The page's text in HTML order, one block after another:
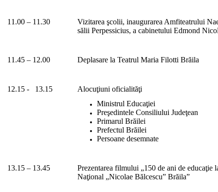
11.00 – 11.30
Vizitarea şcolii, inaugurarea Amfiteatrului
sălii Perpessicius, a cabinetului Edmond
11.45 – 12.00 Deplasare la Teatrul Maria Filotti Brăila
12.15 - 13.15
Alocuţiuni oficialităţi
Ministrul Educaţiei
Preşedintele Consiliului Judeţean
Primarul Brăilei
Prefectul Brăilei
Persoane desemnate
13.15 – 13.45
Prezentarea filmului „150 de ani de educaţie
Naţional „Nicolae Bălcescu” Brăila”